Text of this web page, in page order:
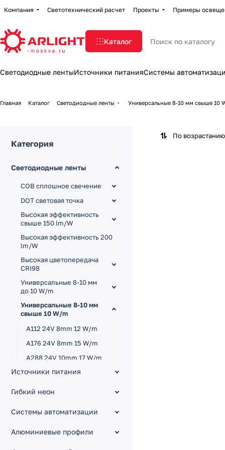
Компания Светотехнический расчет Проекты Примеры
Каталог
Светодиодные лентыИсточники питанияСистемы
Главная Каталог Светодиодные ленты Универсальные 8-10 мм свыше 10
По
Категория
Светодиодные ленты
COB сплошное свечение
DOT световая точка
Высокая эффективность
свыше 150 lm/W
Высокая эффективность 200
lm/W
Высокая цветопередача
CRI98
Универсальные 8-10 мм
до 10 W/m
Универсальные 8-10 мм
свыше 10 W/m
A112 24V 8mm 12 W/m
A176 24V 8mm 15 W/m
A288 24V 10mm 17 W/m
A120 12V 8mm 14.4 W/m
A252 24V 10mm 11 W/m
A160 24V 8mm 12 W/m
Источники питания
Гибкий неон
Системы автоматизации
Алюминиевые профили